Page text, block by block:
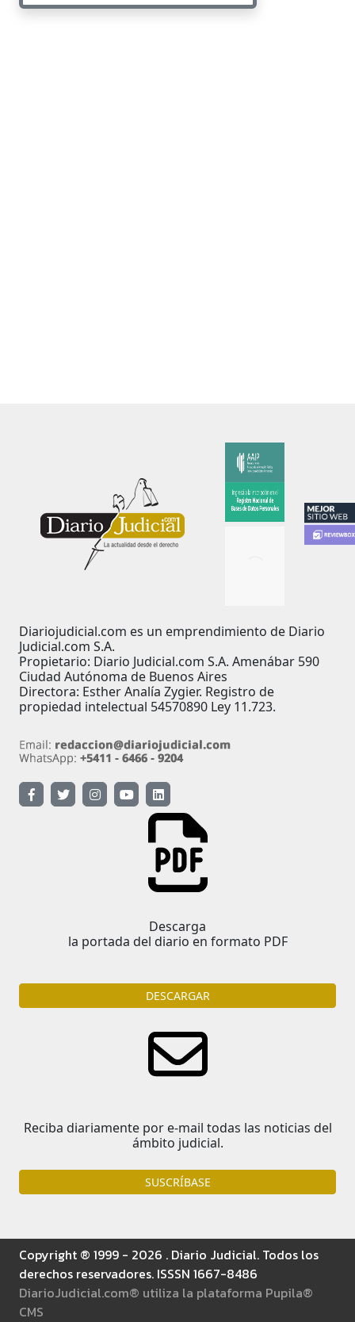
Diariojudicial.com es un emprendimiento de Diario
Judicial.com S.A.
Propietario: Diario Judicial.com S.A. Amenábar 590
Ciudad Autónoma de Buenos Aires
Directora: Esther Analía Zygier. Registro de
propiedad intelectual 54570890 Ley 11.723.
Descarga
la portada del diario en formato PDF
DESCARGAR
Reciba diariamente por e-mail todas las noticias del
ámbito judicial.
SUSCRÍBASE
Copyright ® 1999 - 2026 . Diario Judicial. Todos los
derechos reservadores. ISSSN 1667-8486
DiarioJudicial.com® utiliza la plataforma Pupila®
CMS